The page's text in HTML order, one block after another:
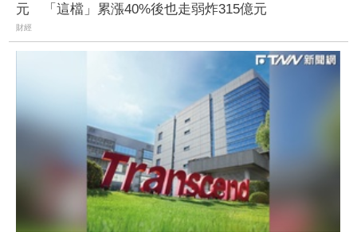
元 「這檔」累漲40%後也走弱炸315億元
財經